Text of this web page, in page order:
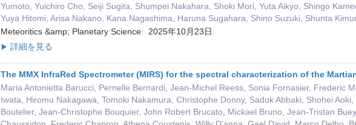
Yumoto, Yuichiro Cho, Seiji Sugita, Shumpei Nakahara, Shoki Mori, Yuta Aikyo, Shingo
Yuya Hitomi, Arisa Nakano, Kana Nagashima, Haruna Sugahara, Shino Suzuki, Shunta
Meteoritics &amp; Planetary Science 2025年10月23日
▶ 詳細を見る
The MMX InfraRed Spectrometer (MIRS) for the spectral characterization of the
Maria Antonietta Barucci, Pernelle Bernardi, Jean-Michel Reess, Sonia Fornasier, Frederic
Iwata, Hiromu Nakagawa, Tomoki Nakamura, Christophe Donny, Sadok Abbaki, Shohei
Boutelier, Jean-Christophe Bouquier, John Robert Brucato, Mickael Bruno, Jean-Tristan